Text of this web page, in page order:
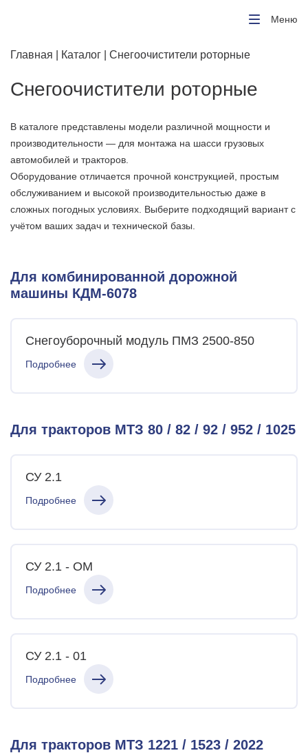
Меню
Главная Каталог | Снегоочистители роторные
Снегоочистители роторные
В каталоге представлены модели различной мощности и
производительности — для монтажа на шасси грузовых
автомобилей и тракторов.
Оборудование отличается прочной конструкцией, простым
обслуживанием и высокой производительностью даже в
сложных погодных условиях. Выберите подходящий вариант с
учётом ваших задач и технической базы.
Для комбинированной дорожной
машины КДМ-6078
Снегоуборочный модуль ПМЗ 2500-850
Подробнее
Для тракторов МТЗ 80 / 82 / 92 / 952 / 1025
СУ 2.1
Подробнее
СУ 2.1 - ОМ
Подробнее
СУ 2.1 - 01
Подробнее
Для тракторов МТЗ 1221 / 1523 / 2022